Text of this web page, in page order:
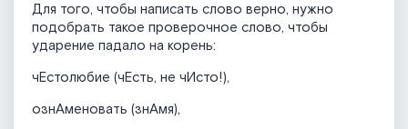
Для того, чтобы написать слово верно, нужно
подобрать такое проверочное слово, чтобы
ударение падало на корень:
чЕстолюбие (чЕсть, не чИсто!),
ознАменовать (знАмя),